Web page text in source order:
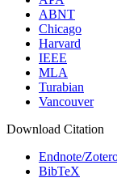
ABNT
Chicago
Harvard
IEEE
MLA
Turabian
Vancouver
Download Citation
Endnote/
BibTeX